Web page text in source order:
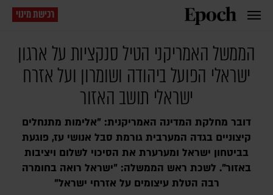
רכישת מינוי
הממשל האמריקני הטיל סנקציות על ארגון
ישראלי הפועל ביהודה ושומרון ועל אזרח
ישראלי תושב האזור
דובר מחלקת המדינה האמריקנית: "אלימות מתנחלים
קיצוניים בגדה המערבית גורמת סבל אנושי עז, פוגעת
בביטחון ישראל ומערערת את הסיכוי לשלום ויציבות
באזור". לשכת ראש הממשלה: "ישראל רואה בחומרה
רבה הטלת עיצומים על אזרחי ישראל"